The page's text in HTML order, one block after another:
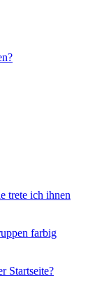
trete ich ihnen
farbig
Startseite?